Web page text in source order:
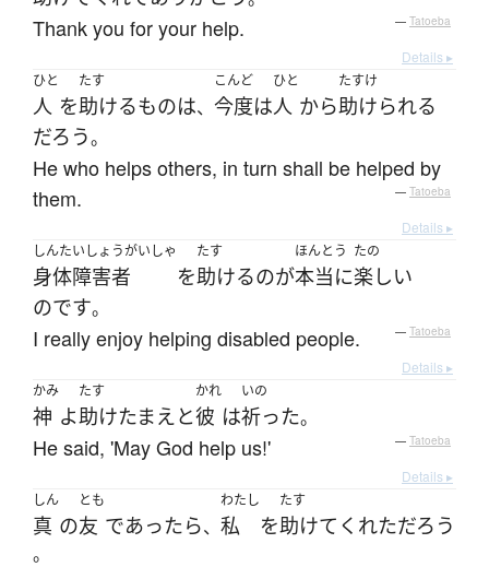
Thank you for your help. — Tatoeba
Details ▸
ひと
人 を
たす
助けるものは、
こんど
今度は
ひと
人 から
たすけ
助けられる
だろう。
He who helps others, in turn shall be helped by
them.
— Tatoeba
Details ▸
しんたいしょうがいしゃ
身体障害者 を
たす
助けるのが
ほんとう
本当に
たの
楽しい
のです。
I really enjoy helping disabled people. — Tatoeba
Details ▸
かみ
神 よ
たす
助けたまえと
かれ
彼 は
いの
祈った。
He said, 'May God help us!' — Tatoeba
Details ▸
しん
真 の
とも
友 であったら、
わたし
私 を
たす
助けて くれただろう
。